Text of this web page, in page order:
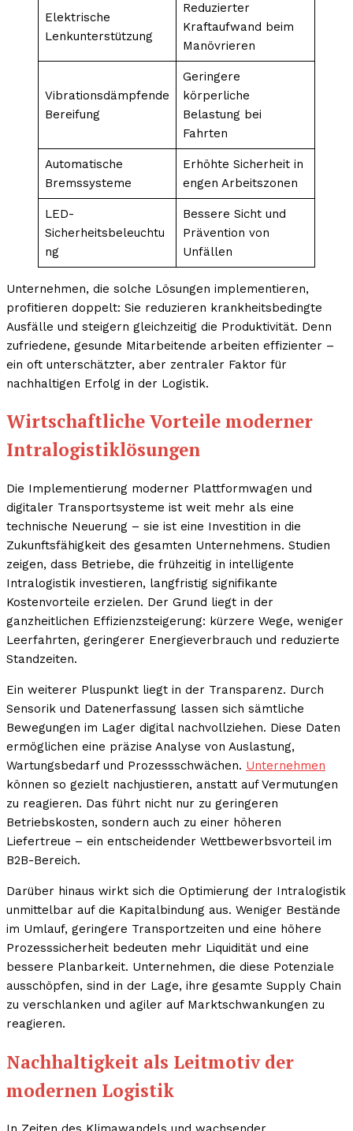
Elektrische
Lenkunterstützung
Reduzierter
Kraftaufwand beim
Manövrieren
Vibrationsdämpfende
Bereifung
Geringere
körperliche
Belastung bei
Fahrten
Automatische
Bremssysteme
Erhöhte Sicherheit in
engen Arbeitszonen
LED-
Sicherheitsbeleuchtu
ng
Bessere Sicht und
Prävention von
Unfällen
Unternehmen, die solche Lösungen implementieren,
profitieren doppelt: Sie reduzieren krankheitsbedingte
Ausfälle und steigern gleichzeitig die Produktivität. Denn
zufriedene, gesunde Mitarbeitende arbeiten effizienter –
ein oft unterschätzter, aber zentraler Faktor für
nachhaltigen Erfolg in der Logistik.
Wirtschaftliche Vorteile moderner
Intralogistiklösungen
Die Implementierung moderner Plattformwagen und
digitaler Transportsysteme ist weit mehr als eine
technische Neuerung – sie ist eine Investition in die
Zukunftsfähigkeit des gesamten Unternehmens. Studien
zeigen, dass Betriebe, die frühzeitig in intelligente
Intralogistik investieren, langfristig signifikante
Kostenvorteile erzielen. Der Grund liegt in der
ganzheitlichen Effizienzsteigerung: kürzere Wege, weniger
Leerfahrten, geringerer Energieverbrauch und reduzierte
Standzeiten.
Ein weiterer Pluspunkt liegt in der Transparenz. Durch
Sensorik und Datenerfassung lassen sich sämtliche
Bewegungen im Lager digital nachvollziehen. Diese Daten
ermöglichen eine präzise Analyse von Auslastung,
Wartungsbedarf und Prozessschwächen. Unternehmen
können so gezielt nachjustieren, anstatt auf Vermutungen
zu reagieren. Das führt nicht nur zu geringeren
Betriebskosten, sondern auch zu einer höheren
Liefertreue – ein entscheidender Wettbewerbsvorteil im
B2B-Bereich.
Darüber hinaus wirkt sich die Optimierung der Intralogistik
unmittelbar auf die Kapitalbindung aus. Weniger Bestände
im Umlauf, geringere Transportzeiten und eine höhere
Prozesssicherheit bedeuten mehr Liquidität und eine
bessere Planbarkeit. Unternehmen, die diese Potenziale
ausschöpfen, sind in der Lage, ihre gesamte Supply Chain
zu verschlanken und agiler auf Marktschwankungen zu
reagieren.
Nachhaltigkeit als Leitmotiv der
modernen Logistik